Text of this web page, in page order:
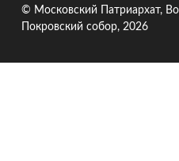
© Московский Патриархат,
Покровский собор, 2026